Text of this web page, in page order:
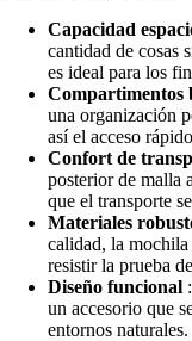
Capacidad
cantidad de cosas
es ideal para los
Compartimentos
una organización
así el acceso
Confort de
posterior de malla
que el transporte
Materiales
calidad, la mochila
resistir la prueba
Diseño funcional
un accesorio que
entornos naturales.